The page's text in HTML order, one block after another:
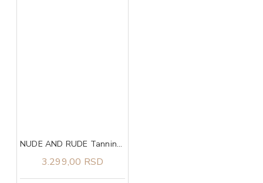
NUDE AND RUDE Tanning Butter
3.299,00 RSD